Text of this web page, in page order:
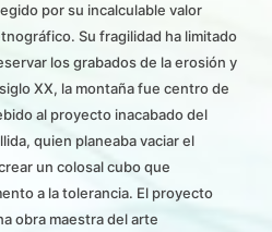
por su incalculable valor
Su fragilidad ha limitado
los grabados de la erosión y
XX, la montaña fue centro de
al proyecto inacabado del
quien planeaba vaciar el
un colosal cubo que
a la tolerancia. El proyecto
obra maestra del arte